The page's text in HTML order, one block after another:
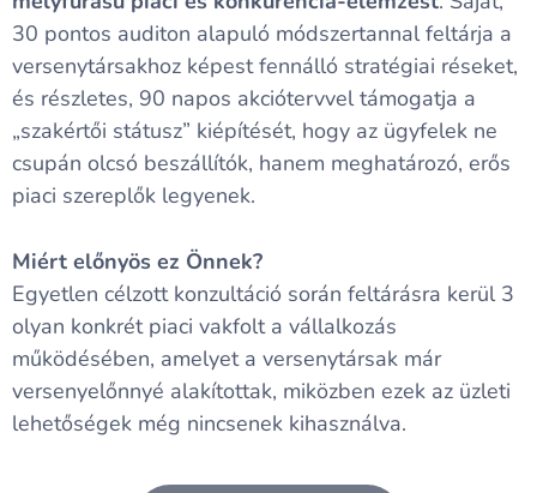
30 pontos auditon alapuló módszertannal feltárja a
versenytársakhoz képest fennálló stratégiai réseket,
és részletes, 90 napos akciótervvel támogatja a
„szakértői státusz” kiépítését, hogy az ügyfelek ne
csupán olcsó beszállítók, hanem meghatározó, erős
piaci szereplők legyenek.
Miért előnyös ez Önnek?
Egyetlen célzott konzultáció során feltárásra kerül 3
olyan konkrét piaci vakfolt a vállalkozás
működésében, amelyet a versenytársak már
versenyelőnnyé alakítottak, miközben ezek az üzleti
lehetőségek még nincsenek kihasználva.